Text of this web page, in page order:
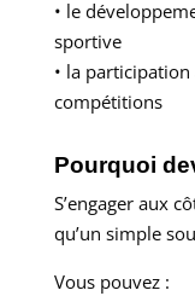
• le
sportive
• la
compétitions
Pourquoi
S’engager aux
qu’un simple
Vous pouvez :